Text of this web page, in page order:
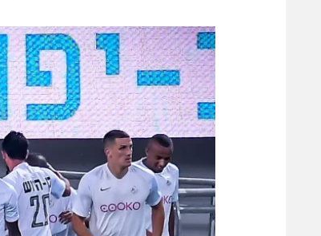
תקנון משתתפים וזוכים בפרסים
תקנון עבור פעילות אלקטרה
תקנון עבור פעילות ספורט 1 – "מרלן"
טניס
תנאי שימוש
מדיניות פרטיות